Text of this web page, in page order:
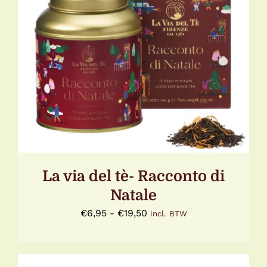
OPTIES SELECTEREN
DIT
PRODUCT
HEEFT
MEERDERE
VARIATIES.
OPTIE
GEKOZEN
WORDEN
OP
PRODUCTPAGINA
DETAILS
La via del tè- Racconto di
Natale
€6,95 - €19,50Prijsklasse:
incl. BTW